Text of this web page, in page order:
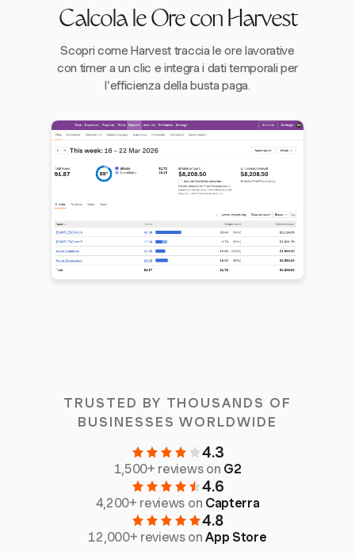
Calcola le Ore con Harvest
Scopri come Harvest traccia le ore lavorative
con timer a un clic e integra i dati temporali per
l'efficienza della busta paga.
TRUSTED BY THOUSANDS OF
BUSINESSES WORLDWIDE
4.3
1,500+ reviews on G2
4.6
4,200+ reviews on Capterra
4.8
12,000+ reviews onApp Store